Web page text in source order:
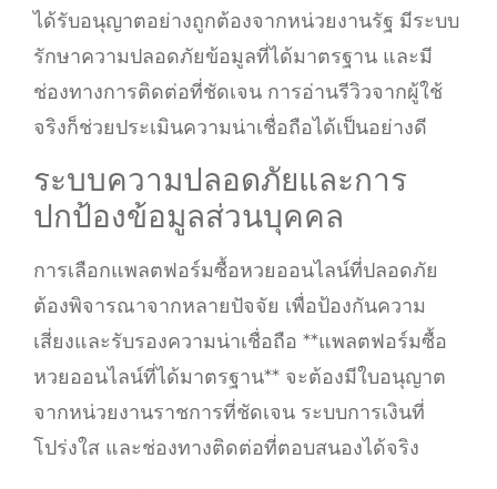
ได้รับอนุญาตอย่างถูกต้องจากหน่วยงานรัฐ มีระบบ
รักษาความปลอดภัยข้อมูลที่ได้มาตรฐาน และมี
ช่องทางการติดต่อที่ชัดเจน การอ่านรีวิวจากผู้ใช้
จริงก็ช่วยประเมินความน่าเชื่อถือได้เป็นอย่างดี
ระบบความปลอดภัยและการ
ปกป้องข้อมูลส่วนบุคคล
การเลือกแพลตฟอร์มซื้อหวยออนไลน์ที่ปลอดภัย
ต้องพิจารณาจากหลายปัจจัย เพื่อป้องกันความ
เสี่ยงและรับรองความน่าเชื่อถือ **แพลตฟอร์มซื้อ
หวยออนไลน์ที่ได้มาตรฐาน** จะต้องมีใบอนุญาต
จากหน่วยงานราชการที่ชัดเจน ระบบการเงินที่
โปร่งใส และช่องทางติดต่อที่ตอบสนองได้จริง